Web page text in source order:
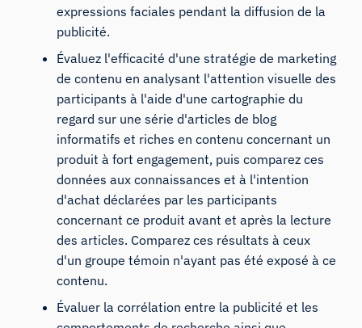
expressions faciales pendant la diffusion de la
publicité.
Évaluez l'efficacité d'une stratégie de marketing
de contenu enanalysant l'attention visuelle des
participantsà l'aide d'une cartographie du
regard sur une série d'articles de blog
informatifs et riches en contenu concernant un
produit à fort engagement, puis comparez ces
données aux connaissances et à l'intention
d'achat déclarées par les participants
concernant ce produit avant et après la lecture
des articles. Comparez ces résultats à ceux
d'un groupe témoin n'ayant pas été exposé à ce
contenu.
Évaluer la corrélation entre la publicité et les